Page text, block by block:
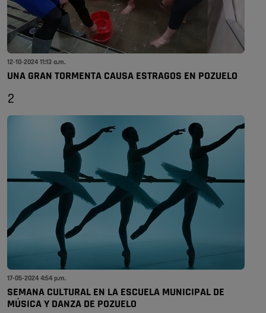
12-10-2024 11:13 a.m.
UNA GRAN TORMENTA CAUSA ESTRAGOS EN POZUELO
2
17-05-2024 4:54 p.m.
SEMANA CULTURAL EN LA ESCUELA MUNICIPAL DE
MÚSICA Y DANZA DE POZUELO